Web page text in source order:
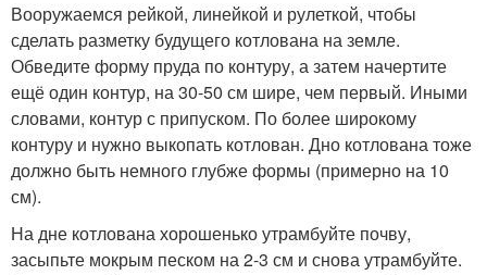
Вооружаемся рейкой, линейкой и рулеткой, чтобы
сделать разметку будущего котлована на земле.
Обведите форму пруда по контуру, а затем начертите
ещё один контур, на 30-50 см шире, чем первый. Иными
словами, контур с припуском. По более широкому
контуру и нужно выкопать котлован. Дно котлована тоже
должно быть немного глубже формы (примерно на 10
см).
На дне котлована хорошенько утрамбуйте почву,
засыпьте мокрым песком на 2-3 см и снова утрамбуйте.